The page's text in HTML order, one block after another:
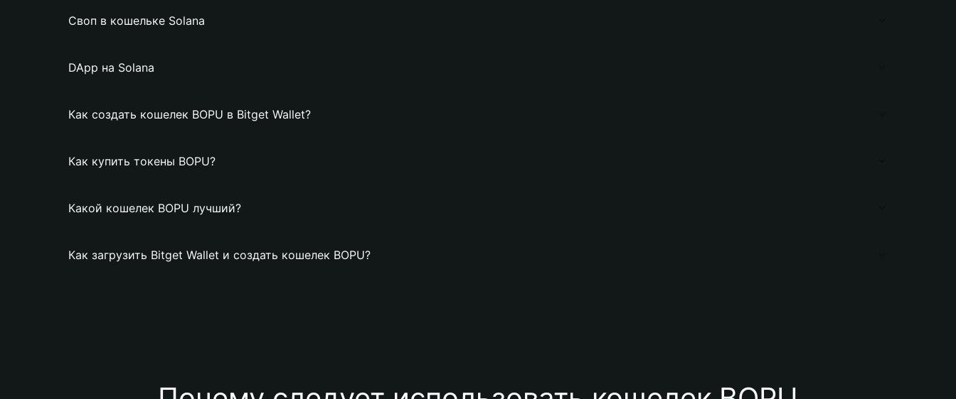
Своп в кошельке Solana
DApp на Solana
Как создать кошелек BOPU в Bitget Wallet?
Как купить токены BOPU?
Какой кошелек BOPU лучший?
Как загрузить Bitget Wallet и создать кошелек BOPU?